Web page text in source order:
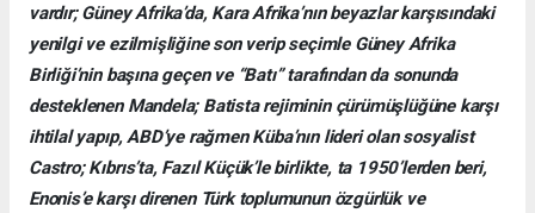
vardır; Güney Afrika’da, Kara Afrika’nın beyazlar karşısındaki
yenilgi ve ezilmişliğine son verip seçimle Güney Afrika
Birliği’nin başına geçen ve “Batı” tarafından da sonunda
desteklenen Mandela; Batista rejiminin çürümüşlüğüne karşı
ihtilal yapıp, ABD’ye rağmen Küba’nın lideri olan sosyalist
Castro; Kıbrıs’ta, Fazıl Küçük’le birlikte, ta 1950’lerden beri,
Enonis’e karşı direnen Türk toplumunun özgürlük ve